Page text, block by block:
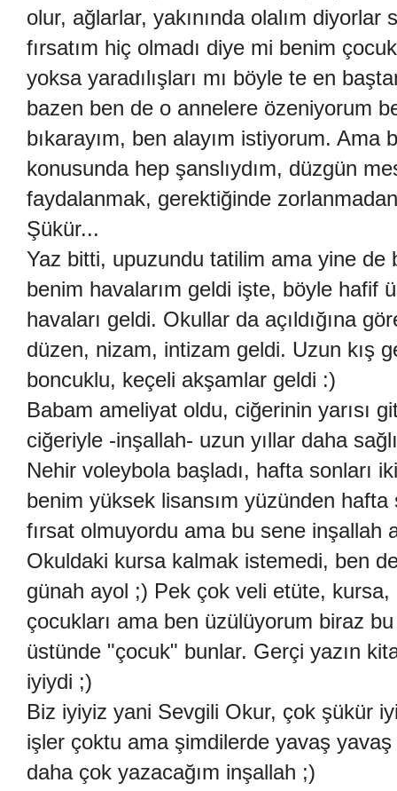
olur, ağlarlar, yakınında olalım diyorlar
fırsatım hiç olmadı diye mi benim
yoksa yaradılışları mı böyle te en
bazen ben de o annelere özeniyorum
bıkarayım, ben alayım istiyorum.
konusunda hep şanslıydım, düzgün
faydalanmak, gerektiğinde
Şükür...
Yaz bitti, upuzundu tatilim ama yine
benim havalarım geldi işte, böyle hafif
havaları geldi. Okullar da açıldığına
düzen, nizam, intizam geldi. Uzun kış
boncuklu, keçeli akşamlar geldi :)
Babam ameliyat oldu, ciğerinin yarısı
ciğeriyle -inşallah- uzun yıllar daha
Nehir voleybola başladı, hafta sonları
benim yüksek lisansım yüzünden
fırsat olmuyordu ama bu sene
Okuldaki kursa kalmak istemedi, ben
günah ayol ;) Pek çok veli etüte,
çocukları ama ben üzülüyorum biraz
üstünde "çocuk" bunlar. Gerçi yazın
iyiydi ;)
Biz iyiyiz yani Sevgili Okur, çok şükür
işler çoktu ama şimdilerde yavaş
daha çok yazacağım inşallah ;)